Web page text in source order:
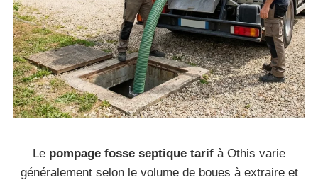
Le pompage fosse septique tarif à Othis varie
généralement selon le volume de boues à extraire et